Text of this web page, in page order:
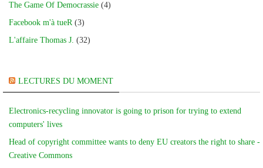
The Game Of Democrassie (4)
Facebook m'à tueR(3)
L'affaire Thomas J. (32)
LECTURES DU MOMENT
Electronics-recycling innovator is going to prison for trying to extend
computers' lives
Head of copyright committee wants to deny EU creators the right to share -
Creative Commons